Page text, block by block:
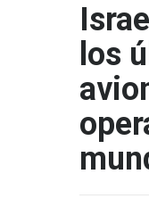
los